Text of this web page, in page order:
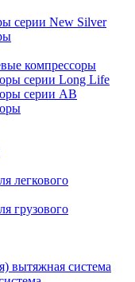
серии New Silver
компрессоры
серии Long Life
серии AB
легкового
грузового
вытяжная система